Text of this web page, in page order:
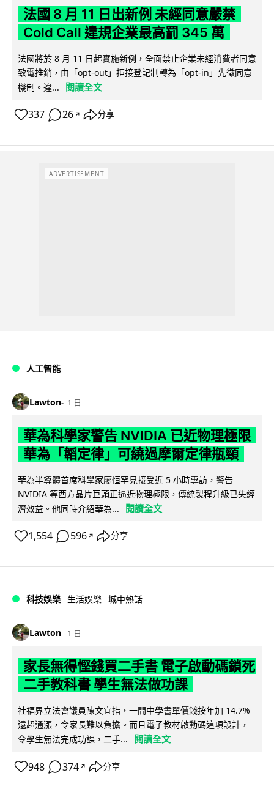
法國 8 月 11 日出新例 未經同意嚴禁
Cold Call 違規企業最高罰 345 萬
法國將於 8 月 11 日起實施新例，全面禁止企業未經消費者同意
致電推銷，由「opt-out」拒接登記制轉為「opt-in」先徵同意
機制。違...
閱讀全文
337 26 ↗ 分享
ADVERTISEMENT
人工智能
Lawton 1 日
華為科學家警告 NVIDIA 已近物理極限
華為「韜定律」可繞過摩爾定律瓶頸
華為半導體首席科學家廖恒罕見接受近 5 小時專訪，警告
NVIDIA 等西方晶片巨頭正逼近物理極限，傳統製程升級已失經
濟效益。他同時介紹華為...
閱讀全文
1,554 596 ↗ 分享
科技娛樂 生活娛樂 城中熱話
Lawton 1 日
家長無得慳錢買二手書 電子啟動碼鎖死
二手教科書 學生無法做功課
社福界立法會議員陳文宜指，一間中學書單價錢按年加 14.7%
遠超通漲，令家長難以負擔。而且電子教材啟動碼這項設計，
令學生無法完成功課，二手...
閱讀全文
948 374 ↗ 分享